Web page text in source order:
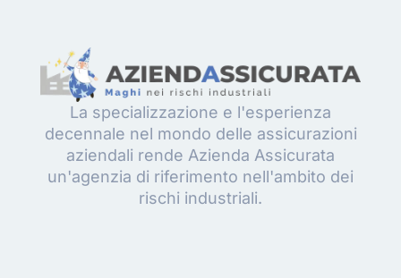
La specializzazione e l'esperienza
decennale nel mondo delle assicurazioni
aziendali rende Azienda Assicurata
un'agenzia di riferimento nell'ambito dei
rischi industriali.